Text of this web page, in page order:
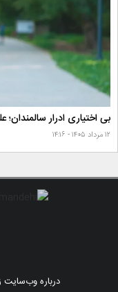
بی اختیاری ادرار
۱۲ مرداد ۱۴۰۵ - ۱۴:۱۶
درباره وب‌سایت